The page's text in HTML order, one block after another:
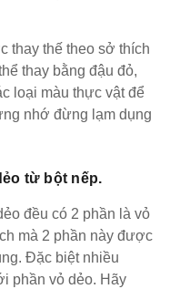
thay thế theo sở thích
thay bằng đậu đỏ,
loại màu thực vật để
nhớ đừng lạm dụng
từ bột nếp.
đều có 2 phần là vỏ
mà 2 phần này được
Đặc biệt nhiều
phần vỏ dẻo. Hãy